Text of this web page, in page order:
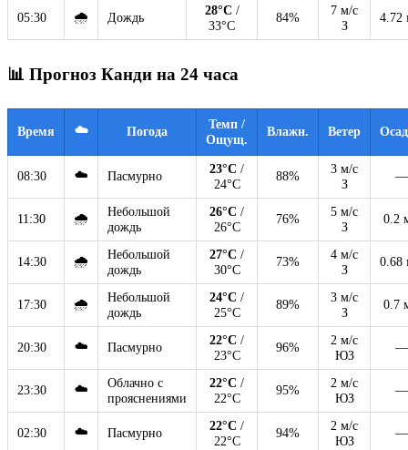
05:30 🌧 Дождь 28°C /
33°C
84%
7 м/с
З
4.72
📊 Прогноз Канди на 24 часа
Время ☁️ Погода
Темп /
Ощущ.
Влажн. Ветер
08:30 ☁️ Пасмурно 23°C /
24°C
88%
3 м/с
З
—
11:30 🌧
Небольшой
дождь
26°C /
26°C
76%
5 м/с
З
0.2
14:30 🌧
Небольшой
дождь
27°C /
30°C
73%
4 м/с
З
0.68
17:30 🌧
Небольшой
дождь
24°C /
25°C
89%
3 м/с
З
0.7
20:30 ☁️ Пасмурно 22°C /
23°C
96%
2 м/с
ЮЗ
—
23:30 ☁️
Облачно с
прояснениями
22°C /
22°C
95%
2 м/с
ЮЗ
—
02:30 ☁️ Пасмурно 22°C /
22°C
94%
2 м/с
ЮЗ
—